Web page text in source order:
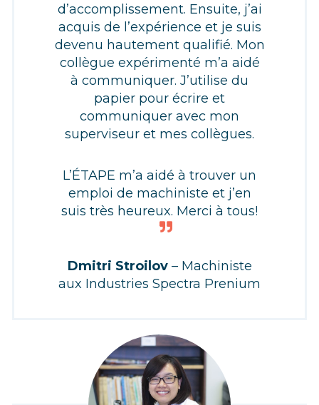
d’accomplissement. Ensuite, j’ai
acquis de l’expérience et je suis
devenu hautement qualifié. Mon
collègue expérimenté m’a aidé
à communiquer. J’utilise du
papier pour écrire et
communiquer avec mon
superviseur et mes collègues.
L’ÉTAPE m’a aidé à trouver un
emploi de machiniste et j’en
suis très heureux. Merci à tous!
Dmitri Stroilov – Machiniste
aux Industries Spectra Prenium